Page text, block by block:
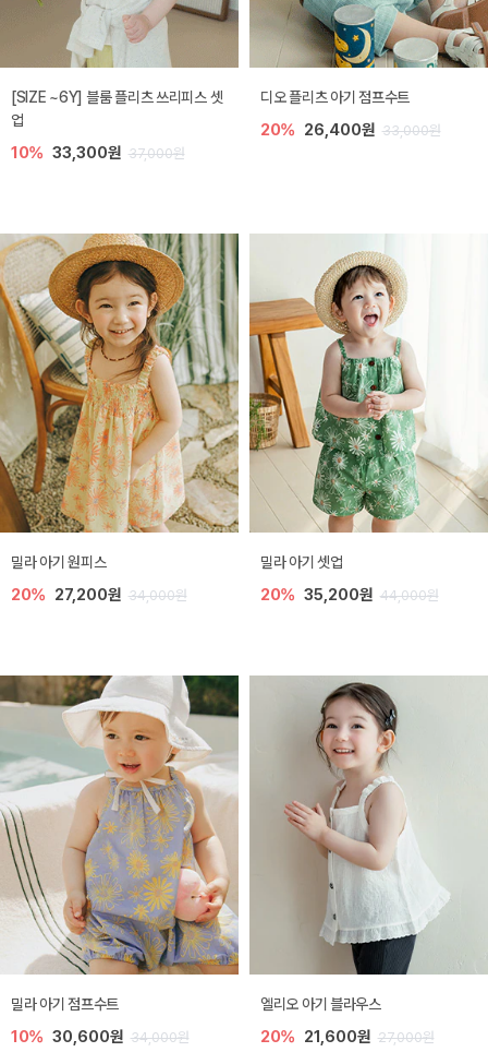
[SIZE ~6Y] 블룸 플리츠 쓰리피스 셋
업
10% 33,300원 37,000원
디오 플리츠 아기 점프수트
20% 26,400원 33,000원
밀라 아기 원피스
20% 27,200원 34,000원
밀라 아기 셋업
20% 35,200원 44,000원
밀라 아기 점프수트
10% 30,600원 34,000원
엘리오 아기 블라우스
20% 21,600원 27,000원